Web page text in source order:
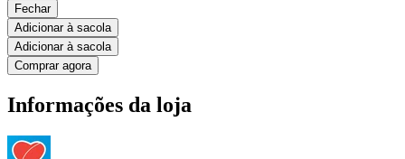
Fechar
Adicionar à sacola
Adicionar à sacola
Comprar agora
Informações da loja